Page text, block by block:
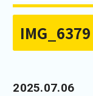
IMG_6379
2025.07.06